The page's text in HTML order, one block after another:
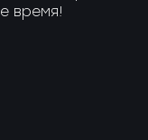
время!